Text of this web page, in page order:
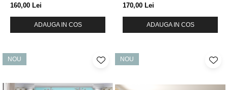
160,00 Lei
ADAUGA IN COS
170,00 Lei
ADAUGA IN COS
NOU NOU